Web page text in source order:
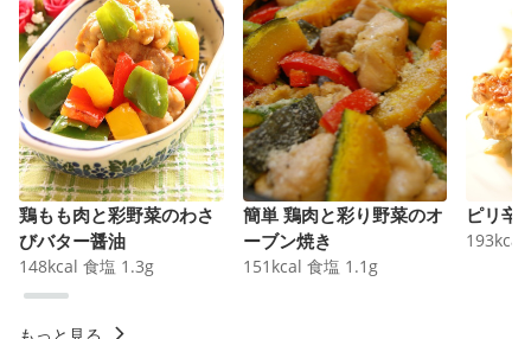
鶏もも肉と彩野菜のわさ
びバター醤油
148kcal 食塩 1.3g
簡単 鶏肉と彩り野菜のオ
ーブン焼き
151 kcal 食塩 1.1 g
ピリ辛
193kcal
もっと見る